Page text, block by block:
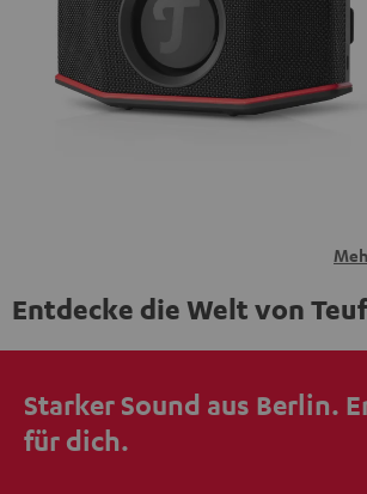
übermittelt werden.
Weitere
Datenschutzerklärung unter I zu finden
Entdecke die Welt von
Starker Sound aus Berlin.
für dich.